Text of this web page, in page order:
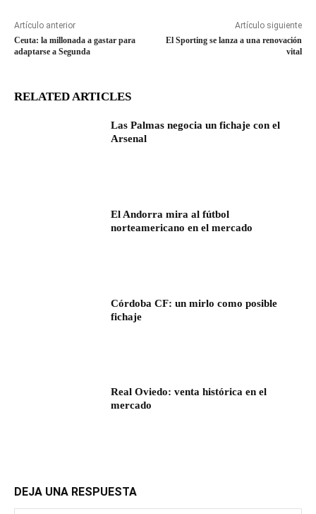
Artículo anterior
Ceuta: la millonada a gastar para
adaptarse a Segunda
Artículo siguiente
El Sporting se lanza a una renovación
vital
RELATED ARTICLES
Las Palmas negocia un fichaje con el
Arsenal
El Andorra mira al fútbol
norteamericano en el mercado
Córdoba CF: un mirlo como posible
fichaje
Real Oviedo: venta histórica en el
mercado
DEJA UNA RESPUESTA